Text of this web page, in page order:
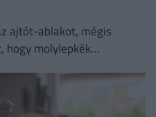
ajtót-ablakot, mégis
hogy molylepkék